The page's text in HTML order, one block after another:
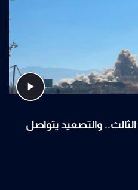
والتصعيد يتواصل